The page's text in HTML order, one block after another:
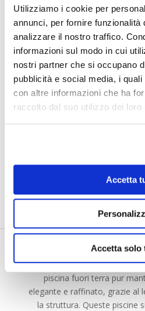
Utilizziamo i cookie per
annunci, per fornire funzionalità
analizzare il nostro traffico.
informazioni sul modo in cui
nostri partner che si occupano
pubblicità e social media, i
con altre informazioni che ha
raccolto dal suo utilizzo dei loro
Accetta
Accetta solo
struttura
Nessun commento
Scegliere una piscina in
vantaggi, primo tra tutti la
piscina fuori terra pur
elegante e raffinato, grazie al
la struttura. Queste piscine